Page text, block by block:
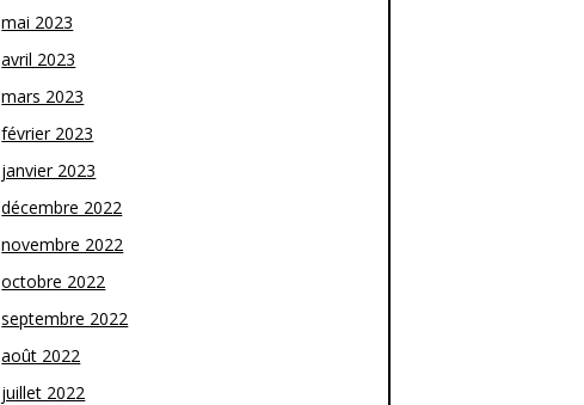
mai 2023
avril 2023
mars 2023
février 2023
janvier 2023
décembre 2022
novembre 2022
octobre 2022
septembre 2022
août 2022
juillet 2022